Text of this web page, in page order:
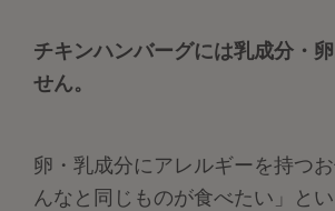
チキンハンバーグには乳成分・
せん。
卵・乳成分にアレルギーを持つ
んなと同じものが食べたい」と